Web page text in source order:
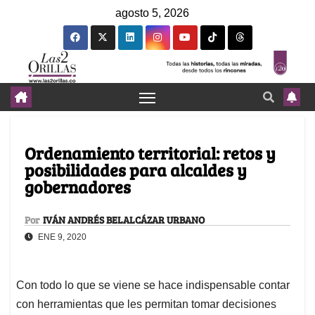
agosto 5, 2026
Ordenamiento territorial: retos y
posibilidades para alcaldes y
gobernadores
Por IVÁN ANDRÉS BELALCÁZAR URBANO
ENE 9, 2020
Con todo lo que se viene se hace indispensable contar
con herramientas que les permitan tomar decisiones